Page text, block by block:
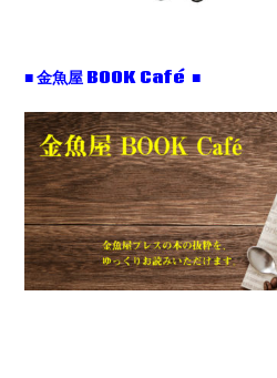
■ 金魚屋 BOOK Café ■